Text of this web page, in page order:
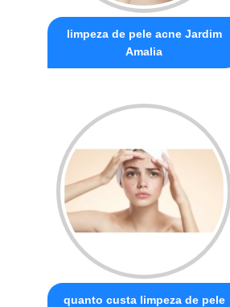
limpeza de pele acne Jardim
Amalia
quanto custa limpeza de pele